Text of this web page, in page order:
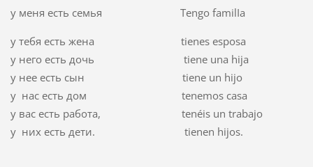
у меня есть семья Tengo familIa
y тебя есть жена tienes esposa
у него есть дочь tiene una hija
у нее есть сын tiene un hijo
у нас есть дом tenemos casa
у вас есть работа, tenéis un trabajo
у них есть дети. tienen hijos.